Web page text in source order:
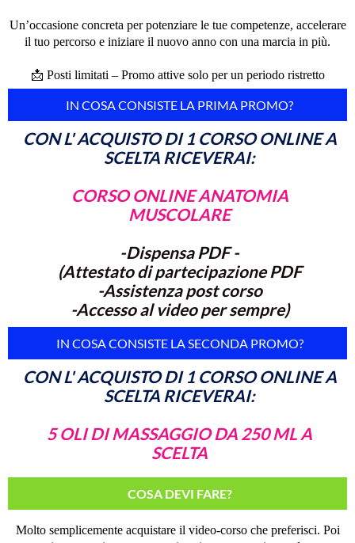
Un’occasione concreta per potenziare le tue competenze, accelerare
il tuo percorso e iniziare il nuovo anno con una marcia in più.
📩 Posti limitati – Promo attive solo per un periodo ristretto
IN COSA CONSISTE LA PRIMA PROMO?
CON L' ACQUISTO DI 1 CORSO ONLINE A
SCELTA RICEVERAI:
CORSO ONLINE ANATOMIA
MUSCOLARE
-Dispensa PDF -
(Attestato di partecipazione PDF
-Assistenza post corso
-Accesso al video per sempre)
IN COSA CONSISTE LA SECONDA PROMO?
CON L' ACQUISTO DI 1 CORSO ONLINE A
SCELTA RICEVERAI:
5 OLI DI MASSAGGIO DA 250 ML A
SCELTA
COSA DEVI FARE?
Molto semplicemente acquistare il video-corso che preferisci. Poi